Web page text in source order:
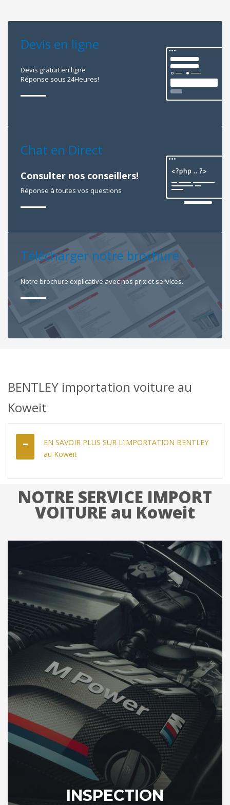
Devis en ligne
Devis gratuit en ligne
Réponse sous 24Heures!
Chat en Direct
Consulter nos conseillers!
Réponse à toutes vos questions
Télécharger notre brochure
Notre brochure explicative avec nos prix et services.
BENTLEY importation voiture au
Koweit
EN SAVOIR PLUS SUR L’IMPORTATION BENTLEY
au Koweit
NOTRE SERVICE IMPORT
VOITURE au Koweit
INSPECTION